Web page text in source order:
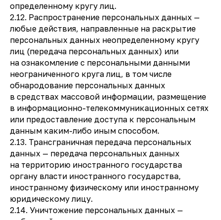
определенному кругу лиц.
2.12. Распространение персональных данных —
любые действия, направленные на раскрытие
персональных данных неопределенному кругу
лиц (передача персональных данных) или
на ознакомление с персональными данными
неограниченного круга лиц, в том числе
обнародование персональных данных
в средствах массовой информации, размещение
в информационно-телекоммуникационных сетях
или предоставление доступа к персональным
данным каким-либо иным способом.
2.13. Трансграничная передача персональных
данных — передача персональных данных
на территорию иностранного государства
органу власти иностранного государства,
иностранному физическому или иностранному
юридическому лицу.
2.14. Уничтожение персональных данных —